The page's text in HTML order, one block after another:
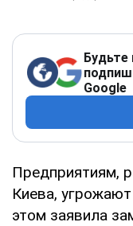
Будьте
Google
Предприятиям,
Киева,
этом заявила